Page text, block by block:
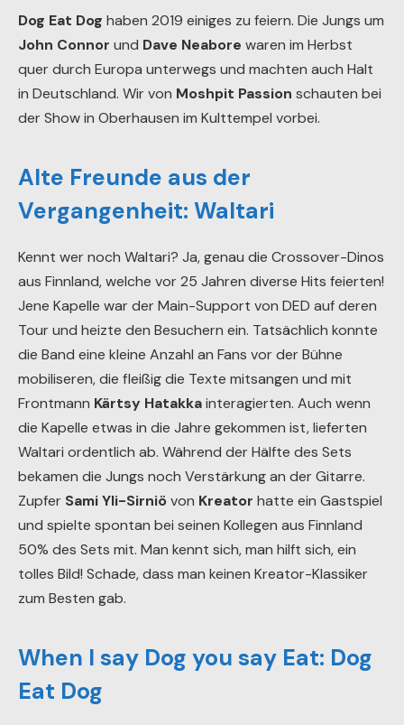
Dog Eat Dog haben 2019 einiges zu feiern. Die Jungs um
John Connor und Dave Neabore waren im Herbst
quer durch Europa unterwegs und machten auch Halt
in Deutschland. Wir von Moshpit Passion schauten bei
der Show in Oberhausen im Kulttempel vorbei.
Alte Freunde aus der
Vergangenheit: Waltari
Kennt wer noch Waltari? Ja, genau die Crossover-Dinos
aus Finnland, welche vor 25 Jahren diverse Hits feierten!
Jene Kapelle war der Main-Support von DED auf deren
Tour und heizte den Besuchern ein. Tatsächlich konnte
die Band eine kleine Anzahl an Fans vor der Bühne
mobiliseren, die fleißig die Texte mitsangen und mit
Frontmann Kärtsy Hatakkainteragierten. Auch wenn
die Kapelle etwas in die Jahre gekommen ist, lieferten
Waltari ordentlich ab. Während der Hälfte des Sets
bekamen die Jungs noch Verstärkung an der Gitarre.
Zupfer Sami Yli-Sirniö von Kreator hatte ein Gastspiel
und spielte spontan bei seinen Kollegen aus Finnland
50% des Sets mit. Man kennt sich, man hilft sich, ein
tolles Bild! Schade, dass man keinen Kreator-Klassiker
zum Besten gab.
When I say Dog you say Eat: Dog
Eat Dog